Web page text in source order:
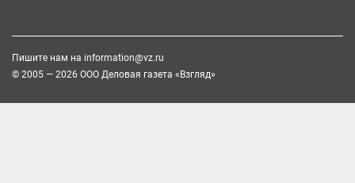
Пишите нам на information@vz.ru
© 2005 — 2026 ООО Деловая газета «Взгляд»